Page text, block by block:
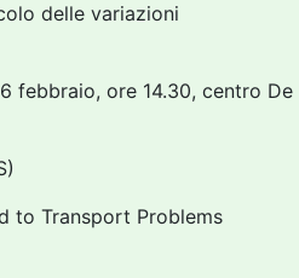
delle variazioni
febbraio, ore 14.30, centro De
to Transport Problems